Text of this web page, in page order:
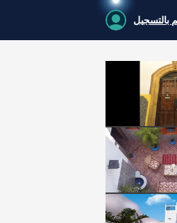
بالتسجيل